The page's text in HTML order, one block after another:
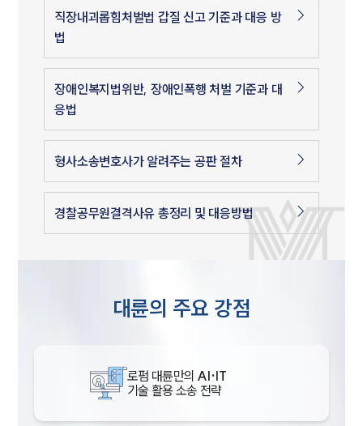
직장내괴롭힘처벌법 갑질 신고 기준과 대응 방
법
장애인복지법위반, 장애인폭행 처벌 기준과 대
응법
형사소송변호사가 알려주는 공판 절차
경찰공무원결격사유 총정리 및 대응방법
대륜의 주요 강점
로펌 대륜만의 AI·IT
기술 활용 소송 전략